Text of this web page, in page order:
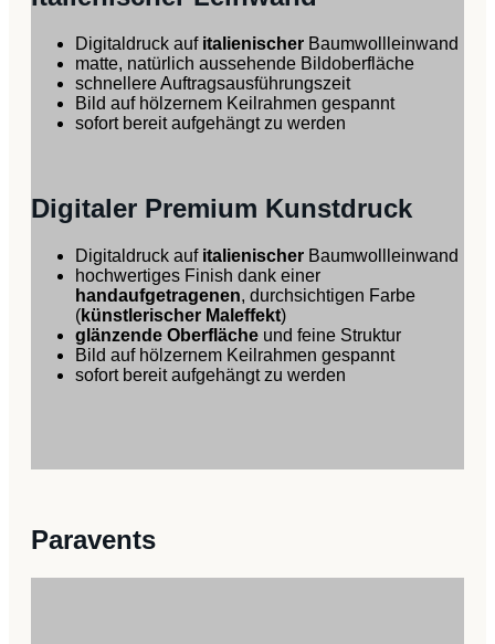
Digitaldruck auf italienischer Baumwollleinwand
matte, natürlich aussehende Bildoberfläche
schnellere Auftragsausführungszeit
Bild auf hölzernem Keilrahmen gespannt
sofort bereit aufgehängt zu werden
Digitaler Premium Kunstdruck
Digitaldruck auf italienischer Baumwollleinwand
hochwertiges Finish dank einer
handaufgetragenen, durchsichtigen Farbe
(künstlerischer Maleffekt)
glänzende Oberfläche und feine Struktur
Bild auf hölzernem Keilrahmen gespannt
sofort bereit aufgehängt zu werden
Paravents